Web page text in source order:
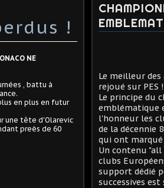
!
NE
, battu à
en plus en futur
une tête d'Olarevic
preès de 60
Le meilleur des
rejoué sur PES !
Le principe du
emblématique
l'honneur les
de la décennie
qui ont
Un contenu "all
clubs
support dédié
successives